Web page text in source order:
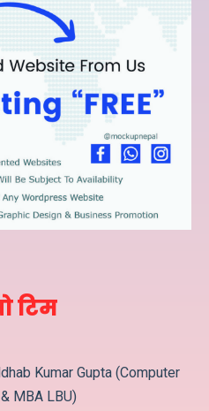
टिम
Kumar Gupta (Computer
MBA LBU)